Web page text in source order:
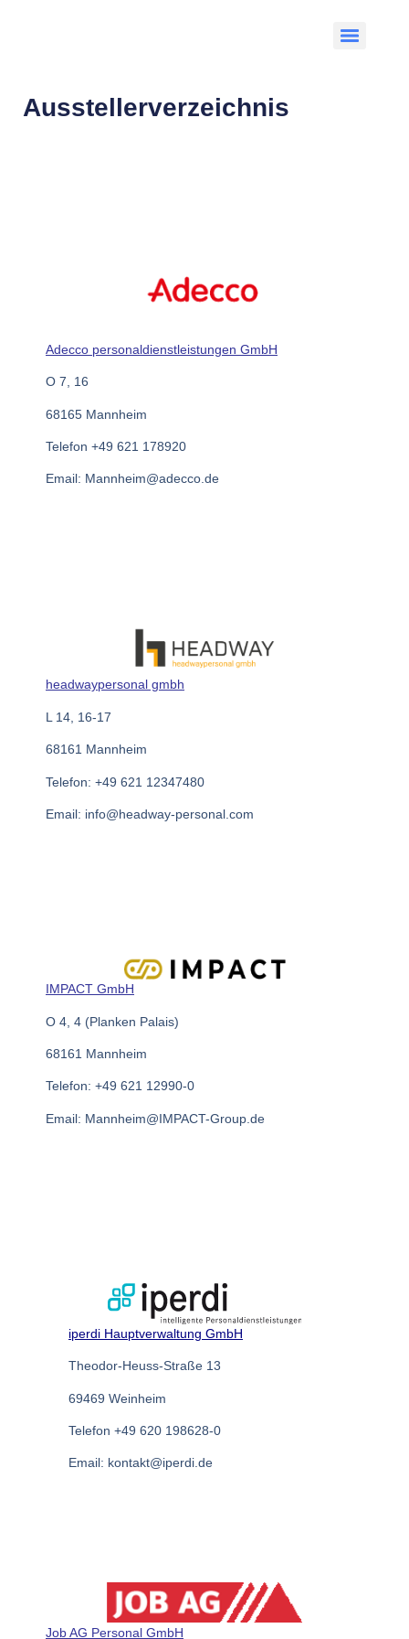
Ausstellerverzeichnis
Adecco personaldienstleistungen GmbH
O 7, 16
68165 Mannheim
Telefon +49 621 178920
Email: Mannheim@adecco.de
headwaypersonal gmbh
L 14, 16-17
68161 Mannheim
Telefon: +49 621 12347480
Email: info@headway-personal.com
IMPACT GmbH
O 4, 4 (Planken Palais)
68161 Mannheim
Telefon: +49 621 12990-0
Email: Mannheim@IMPACT-Group.de
iperdi Hauptverwaltung GmbH
Theodor-Heuss-Straße 13
69469 Weinheim
Telefon +49 620 198628-0
Email: kontakt@iperdi.de
Job AG Personal GmbH